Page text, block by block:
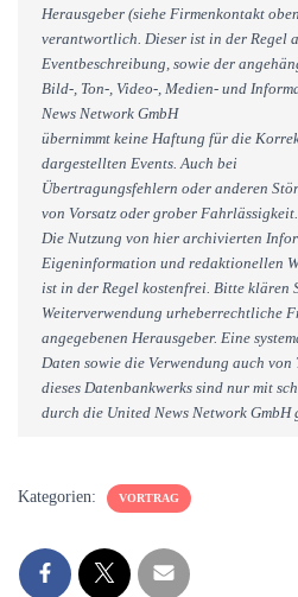
Herausgeber (siehe Firmenkontakt
verantwortlich. Dieser ist in der Regel
Eventbeschreibung, sowie der
Bild-, Ton-, Video-, Medien- und
News Network GmbH
übernimmt keine Haftung für die
dargestellten Events. Auch bei
Übertragungsfehlern oder anderen
von Vorsatz oder grober Fahrlässigkeit.
Die Nutzung von hier archivierten
Eigeninformation und redaktionellen
ist in der Regel kostenfrei. Bitte klären
Weiterverwendung urheberrechtliche
angegebenen Herausgeber. Eine
Daten sowie die Verwendung auch von
dieses Datenbankwerks sind nur mit
durch die United News Network GmbH
Kategorien: VORTRAG